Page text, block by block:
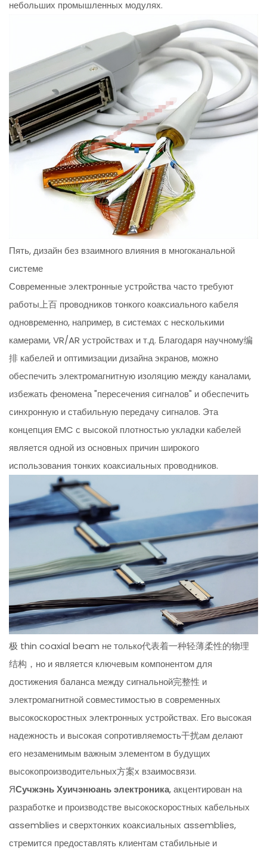
небольших промышленных модулях.
Пять, дизайн без взаимного влияния в многоканальной
системе
Современные электронные устройства часто требуют
работы上百 проводников тонкого коаксиального кабеля
одновременно, например, в системах с несколькими
камерами, VR/AR устройствах и т.д. Благодаря научному编
排 кабелей и оптимизации дизайна экранов, можно
обеспечить электромагнитную изоляцию между каналами,
избежать феномена "пересечения сигналов" и обеспечить
синхронную и стабильную передачу сигналов. Эта
концепция EMC с высокой плотностью укладки кабелей
является одной из основных причин широкого
использования тонких коаксиальных проводников.
极 thin coaxial beam не только代表着一种轻薄柔性的物理
结构，но и является ключевым компонентом для
достижения баланса между сигнальной完整性 и
электромагнитной совместимостью в современных
высокоскоростных электронных устройствах. Его высокая
надежность и высокая сопротивляемость干扰ам делают
его незаменимым важным элементом в будущих
высокопроизводительных方案х взаимосвязи.
ЯСучжэнь Хуичэнюань электроника, акцентирован на
разработке и производстве высокоскоростных кабельных
assemblies и сверхтонких коаксиальных assemblies,
стремится предоставлять клиентам стабильные и